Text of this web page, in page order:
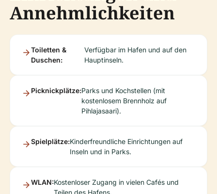
Annehmlichkeiten
Toiletten &
Duschen:
Verfügbar im Hafen und auf den
Hauptinseln.
Picknickplätze:Parks und Kochstellen (mit
kostenlosem Brennholz auf
Pihlajasaari).
Spielplätze:Kinderfreundliche Einrichtungen auf
Inseln und in Parks.
WLAN:Kostenloser Zugang in vielen Cafés und
Teilen des Hafens.